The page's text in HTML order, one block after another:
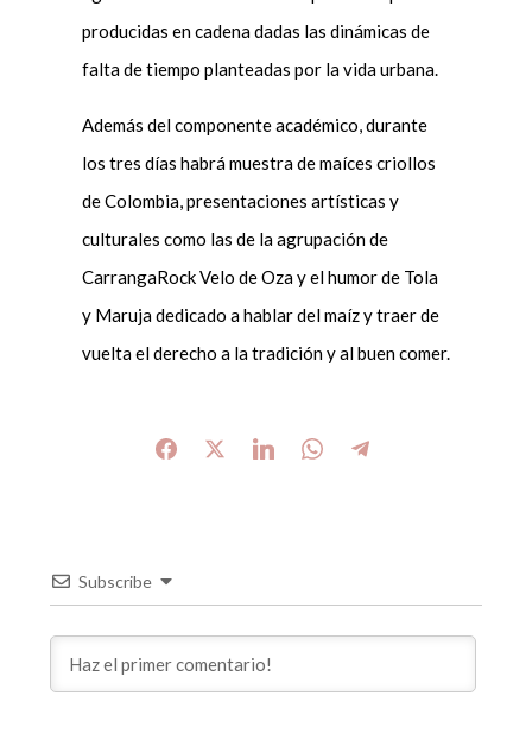
producidas en cadena dadas las dinámicas de
falta de tiempo planteadas por la vida urbana.
Además del componente académico, durante
los tres días habrá muestra de maíces criollos
de Colombia, presentaciones artísticas y
culturales como las de la agrupación de
CarrangaRock Velo de Oza y el humor de Tola
y Maruja dedicado a hablar del maíz y traer de
vuelta el derecho a la tradición y al buen comer.
Subscribe